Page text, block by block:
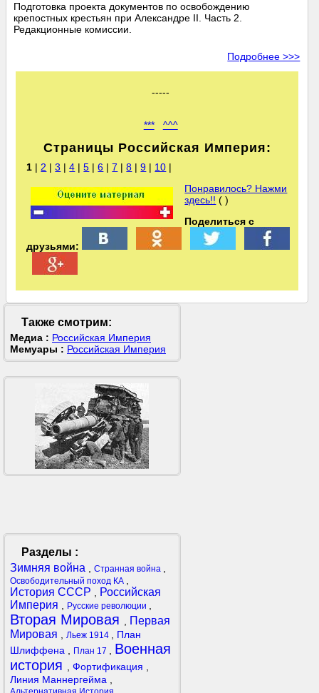
Подготовка проекта документов по освобождению
крепостных крестьян при Александре II. Часть 2.
Редакционные комиссии.
Подробнее >>>
-----
*** ^^^
Страницы Российская Империя:
1 | 2 |3 |4 |5 |6 |7 |8 |9 | 10 |
Понравилось? Нажми
здесь!! ( )
Поделиться с
друзьями:
Также смотрим:
Медиа : Российская Империя
Мемуары : Российская Империя
Разделы :
Зимняя война
Странная война
Освободительный поход КА
История СССР
Российская
Империя
Русские революции
Вторая Мировая
Первая
Мировая
Льеж 1914
План
Шлиффена
План 17
Военная
история
Фортификация
Линия Маннергейма